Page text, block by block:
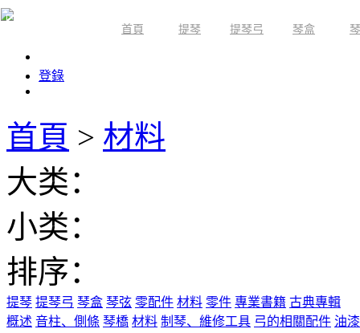
首頁 提琴 提琴弓 琴盒
登錄
首頁 > 材料
大类：
小类：
排序：
提琴 提琴弓 琴盒 琴弦 零配件 材料 零件 專業書籍 古典專輯
概述 音柱、側條 琴橋 材料 制琴、維修工具 弓的相關配件 油漆